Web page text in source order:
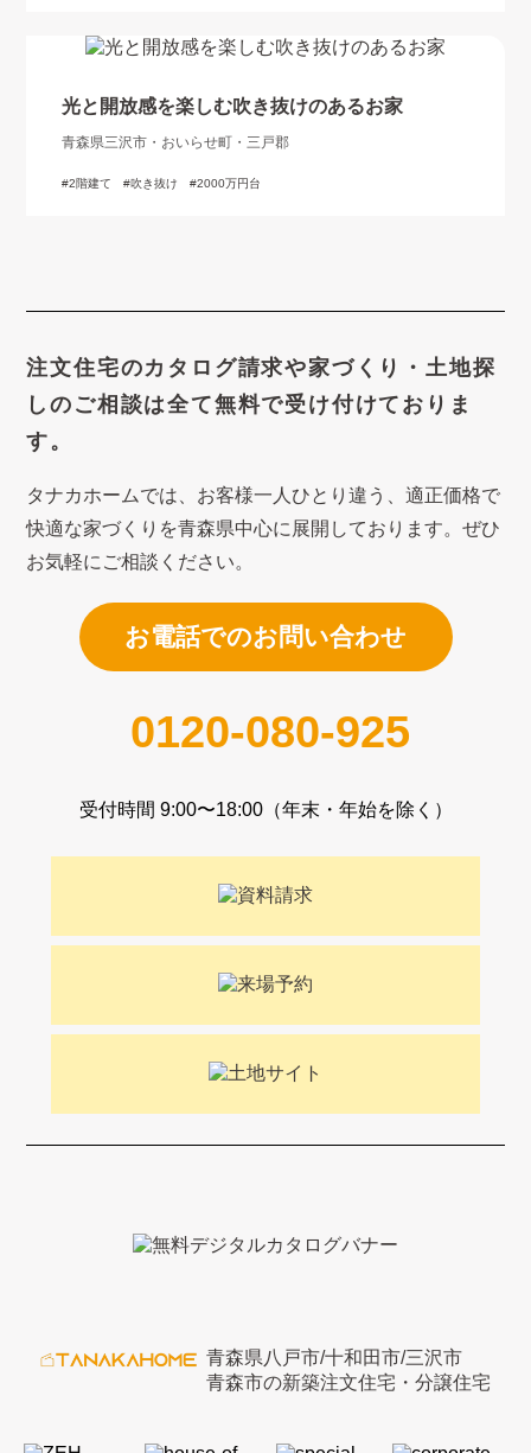
光と開放感を楽しむ吹き抜けのあるお家
青森県三沢市・おいらせ町・三戸郡
2階建て 吹き抜け 2000万円台
注文住宅のカタログ請求や家づくり・土地探
しのご相談は全て無料で受け付けておりま
す。
タナカホームでは、お客様一人ひとり違う、適正価格で
快適な家づくり を青森県中心に展開しております。ぜひ
お気軽にご相談ください。
お電話でのお問い合わせ
0120-080-925
受付時間 9:00〜18:00（年末・年始を除く）
青森県八戸市/十和田市/三沢市
青森市の新築注文住宅・分譲住宅